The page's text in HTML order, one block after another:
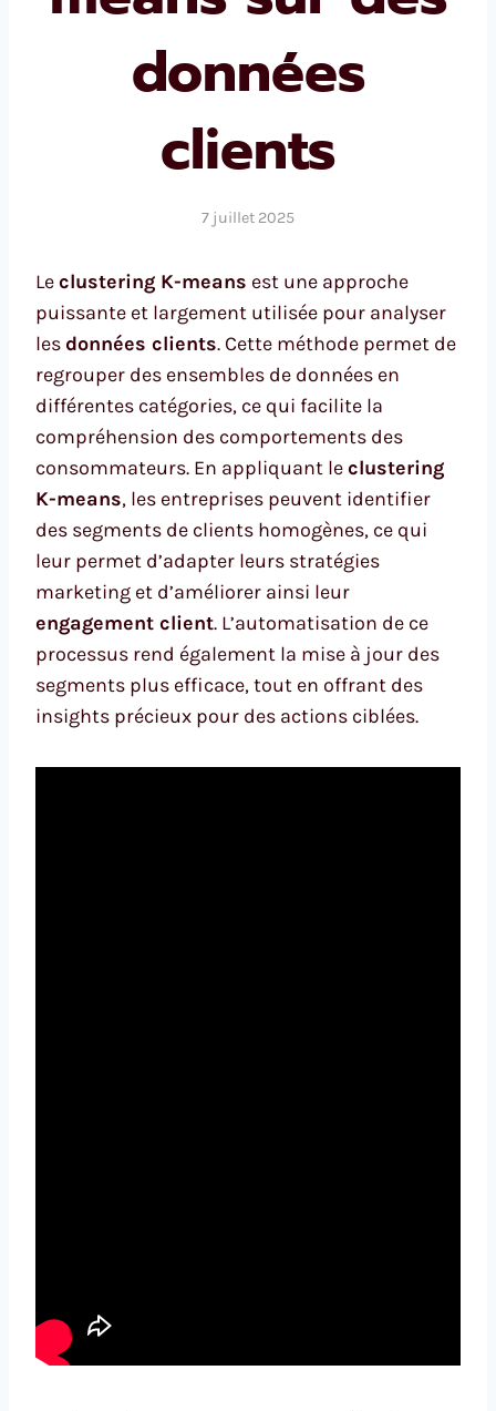
données
clients
7 juillet 2025
Leclustering K-means est une approche
puissante et largement utilisée pour analyser
les données clients. Cette méthode permet de
regrouper des ensembles de données en
différentes catégories, ce qui facilite la
compréhension des comportements des
consommateurs. En appliquant leclustering
K-means, les entreprises peuvent identifier
des segments de clients homogènes, ce qui
leur permet d’adapter leurs stratégies
marketing et d’améliorer ainsi leur
engagement client. L’automatisation de ce
processus rend également la mise à jour des
segments plus efficace, tout en offrant des
insights précieux pour des actions ciblées.